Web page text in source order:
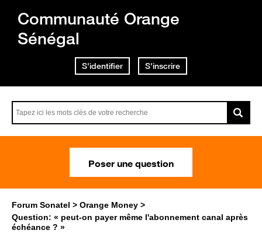
Communauté Orange
Sénégal
S'identifier S'inscrire
Poser une question
Forum Sonatel
Orange Money
Question: « peut-on payer même l'abonnement canal après
échéance ? »